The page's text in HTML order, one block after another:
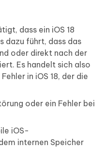
dass ein iOS 18
dazu führt, dass das
oder direkt nach der
Es handelt sich also
in iOS 18, der die
oder ein Fehler bei
iOS-
internen Speicher